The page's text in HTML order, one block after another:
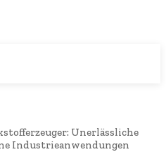
Unerlässliche
Industrieanwendungen